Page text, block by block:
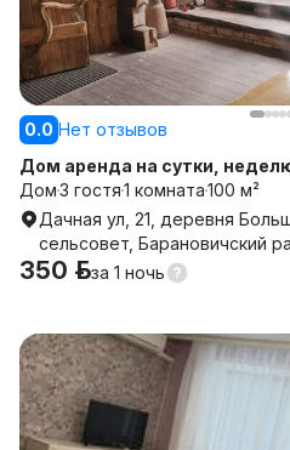
0.0 Нет отзывов
Дом аренда на сутки,
Минска и 5 км от Баранович
Дом3 гостя1 комната100 м²
Дачная ул, 21, деревня
сельсовет, Барановичский
350 р.за 1 ночь